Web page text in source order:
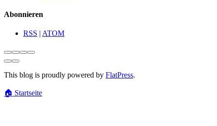
Abonnieren
RSS | ATOM
This blog is proudly powered by FlatPress.
🏠 Startseite